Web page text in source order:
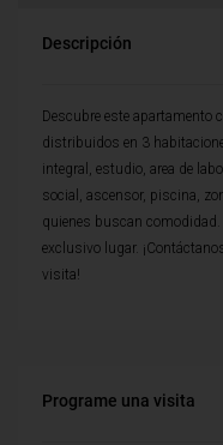
Descripción
Descubre este apartamento
distribuidos en 3
integral, estudio, area de
social, ascensor, piscina,
quienes buscan
exclusivo lugar.
visita!
Programe una visita